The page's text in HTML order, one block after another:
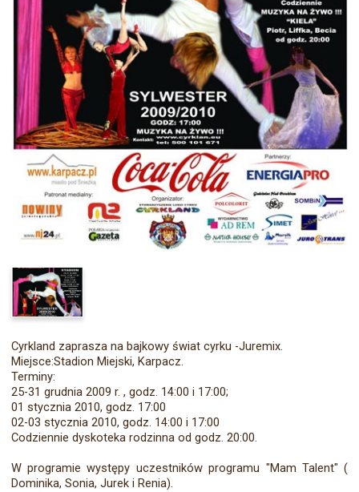
Cyrkland zaprasza na bajkowy świat cyrku -Juremix.
Miejsce:Stadion Miejski, Karpacz.
Terminy:
25-31 grudnia 2009 r. , godz. 14:00 i 17:00;
01 stycznia 2010, godz. 17:00
02-03 stycznia 2010, godz. 14:00 i 17:00
Codziennie dyskoteka rodzinna od godz. 20:00.
W programie występy uczestników programu "Mam Talent" (
Dominika, Sonia, Jurek i Renia).